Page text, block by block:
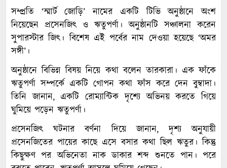
সম্প্রতি ‘স্মার্ট জোড়ি’ নামের একটি টিভি অনুষ্ঠানে অংশ
নিয়েছেন প্রসেনজিৎ ও ঋতুপর্ণা। অনুষ্ঠানটি সঞ্চালনা করেন
সুপারস্টার জিৎ। বিশেষ এই পর্বের নাম দেওয়া হয়েছে ‘অমর
সঙ্গী’।
অনুষ্ঠানে বিভিন্ন বিষয় নিয়ে কথা বলেন তারকারা। এক ফাঁকে
ঋতুপর্ণা সম্পর্কে একটি গোপন কথা ফাঁস করে দেন বুম্বাদা।
তিনি জানান, একটি রোম্যান্টিক দৃশ্যে অভিনয় করতে গিয়ে
ঘুমিয়ে পড়েন ঋতুপর্ণা।
প্রসেনজিৎ ঘটনার বর্ণনা দিয়ে জানান, দৃশ্য অনুযায়ী
প্রসেনজিতের পায়ের কাছে এসে বসার কথা ছিল ঋতুর। কিন্তু
কিছুক্ষণ পর অভিনেতা নাক ডাকার শব্দ শুনতে পান। পরে